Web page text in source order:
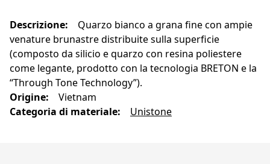
Descrizione:
Quarzo bianco a grana fine con ampie
venature brunastre distribuite sulla superficie
(composto da silicio e quarzo con resina poliestere
come legante, prodotto con la tecnologia BRETON e la
“Through Tone Technology”).
Origine:
Vietnam
Categoria di materiale: Unistone